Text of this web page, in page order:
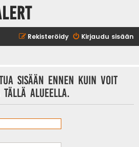
Kirjaudu sisään
Rekisteröidy
sisään ennen kuin voit
tällä alueella.